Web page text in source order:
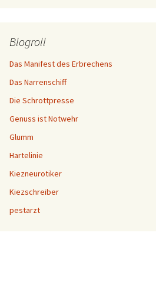
Blogroll
Das Manifest des Erbrechens
Das Narrenschiff
Die Schrottpresse
Genuss ist Notwehr
Glumm
Hartelinie
Kiezneurotiker
Kiezschreiber
pestarzt